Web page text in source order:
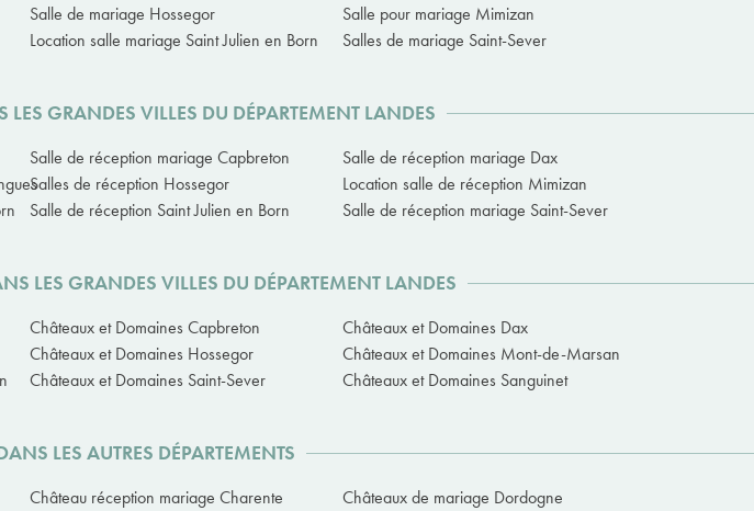
Salle de mariage Hossegor
Salle pour mariage Mimizan
Location salle mariage Saint Julien en Born
Salles de mariage Saint-Sever
LES GRANDES VILLES DU DÉPARTEMENT LANDES
Salle de réception mariage Capbreton
Salle de réception mariage Dax
Salles de réception Hossegor
Location salle de réception Mimizan
Salle de réception Saint Julien en Born
Salle de réception mariage Saint-Sever
LES GRANDES VILLES DU DÉPARTEMENT LANDES
Châteaux et Domaines Capbreton
Châteaux et Domaines Dax
Châteaux et Domaines Hossegor
Châteaux et Domaines Mont-de-Marsan
Châteaux et Domaines Saint-Sever
Châteaux et Domaines Sanguinet
LES AUTRES DÉPARTEMENTS
Château réception mariage Charente
Châteaux de mariage Dordogne